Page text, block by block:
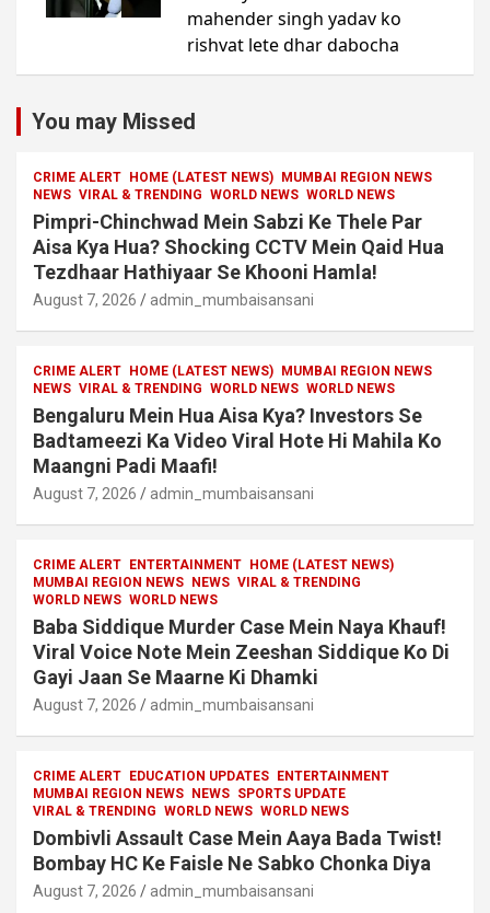
You may Missed
CRIME ALERT HOME (LATEST NEWS) MUMBAI REGION NEWS
NEWS VIRAL & TRENDING WORLD NEWS WORLD NEWS
Pimpri-Chinchwad Mein Sabzi Ke Thele Par
Aisa Kya Hua? Shocking CCTV Mein Qaid Hua
Tezdhaar Hathiyaar Se Khooni Hamla!
August 7, 2026 admin_mumbaisansani
CRIME ALERT HOME (LATEST NEWS) MUMBAI REGION NEWS
NEWS VIRAL & TRENDING WORLD NEWS WORLD NEWS
Bengaluru Mein Hua Aisa Kya? Investors Se
Badtameezi Ka Video Viral Hote Hi Mahila Ko
Maangni Padi Maafi!
August 7, 2026 admin_mumbaisansani
CRIME ALERT ENTERTAINMENT HOME (LATEST NEWS)
MUMBAI REGION NEWS NEWS VIRAL & TRENDING
WORLD NEWS WORLD NEWS
Baba Siddique Murder Case Mein Naya Khauf!
Viral Voice Note Mein Zeeshan Siddique Ko Di
Gayi Jaan Se Maarne Ki Dhamki
August 7, 2026 admin_mumbaisansani
CRIME ALERT EDUCATION UPDATES ENTERTAINMENT
MUMBAI REGION NEWS NEWS SPORTS UPDATE
VIRAL & TRENDING WORLD NEWS WORLD NEWS
Dombivli Assault Case Mein Aaya Bada Twist!
Bombay HC Ke Faisle Ne Sabko Chonka Diya
August 7, 2026 admin_mumbaisansani